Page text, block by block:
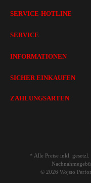
SERVICE-HOTLINE
SERVICE
INFORMATIONEN
SICHER EINKAUFEN
ZAHLUNGSARTEN
* Alle Preise inkl. gesetzl.
© 2026 Wojsto